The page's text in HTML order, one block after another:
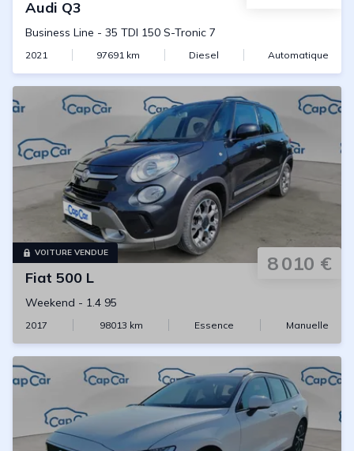
Audi Q3
Business Line - 35 TDI 150 S-Tronic 7
2021 97691 km Diesel Automatique
VOITURE VENDUE 8 010 €
Fiat 500 L
Weekend - 1.4 95
2017 98013 km Essence Manuelle